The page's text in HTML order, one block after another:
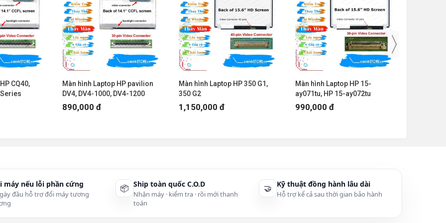
sử dụng chai dạng bình xịt là tốt nhất.
sạch là đủ. Nhưng nếu màn hình/LAPTOP của bạn có in
thay vì dùng nước.
ít nước. Sau đó, đựng dung dịch trên vào bình xịt.
lau ngang, nhưng kết hợp cả hai là tốt nhất. Ở những nơi nào
lưu ý là không được quá mạnh tay.
CQ40,
Màn hình Laptop HP pavilion
DV4, DV4-1000, DV4-1200
890,000 đ
Màn hình Laptop HP 350 G1,
350 G2
1,150,000 đ
Màn hình Laptop HP 15-
ay071tu, HP 15-ay072tu
990,000 đ
máy nếu lỗi phần cứng
đầu hỗ trợ đổi máy tương
📦 Ship toàn quốc C.O.D
Nhận máy · kiểm tra · rồi mới thanh
toán
🤝 Kỹ thuật đồng hành lâu dài
Hỗ trợ kể cả sau thời gian bảo hành